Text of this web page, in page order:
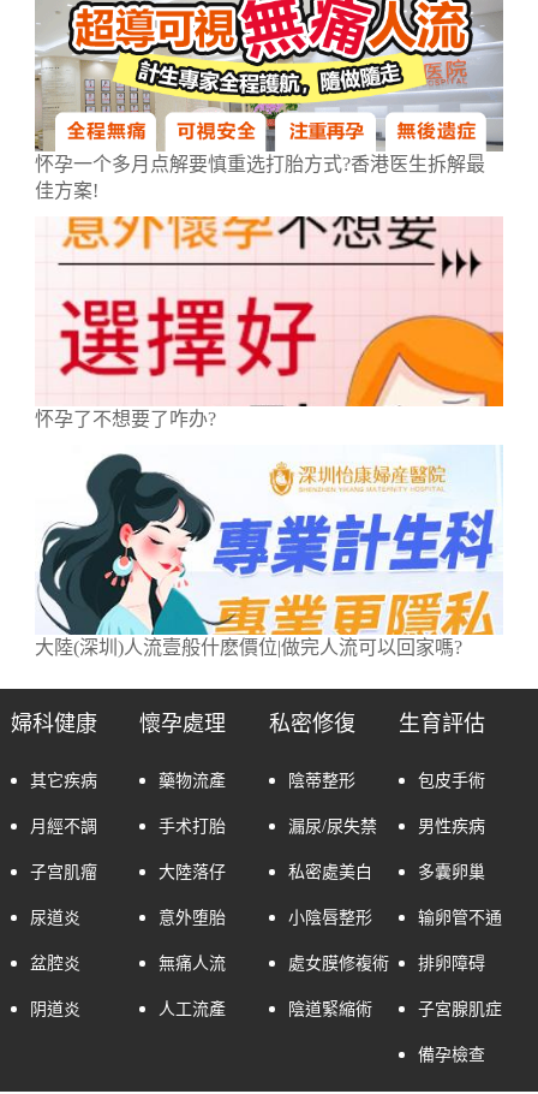
怀孕一个多月点解要慎重选打胎方式?香港医生拆解最
佳方案!
怀孕了不想要了咋办?
大陸(深圳)人流壹般什麽價位|做完人流可以回家嗎?
婦科健康
其它疾病
月經不調
子宫肌瘤
尿道炎
盆腔炎
阴道炎
懷孕處理
藥物流產
手术打胎
大陸落仔
意外堕胎
無痛人流
人工流產
私密修復
陰蒂整形
漏尿/尿失禁
私密處美白
小陰唇整形
處女膜修複術
陰道緊縮術
生育評估
包皮手術
男性疾病
多囊卵巢
输卵管不通
排卵障碍
子宮腺肌症
備孕檢查